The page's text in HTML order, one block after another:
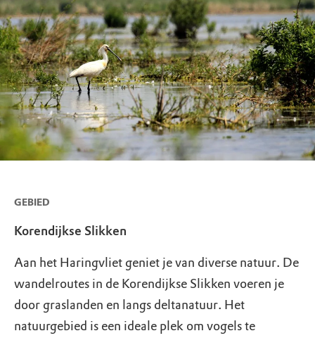
GEBIED
Korendijkse Slikken
Aan het Haringvliet geniet je van diverse natuur. De
wandelroutes in de Korendijkse Slikken voeren je
door graslanden en langs deltanatuur. Het
natuurgebied is een ideale plek om vogels te